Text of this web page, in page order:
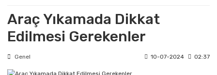
Araç Yıkamada Dikkat
Edilmesi Gerekenler
Genel 10-07-2024 02:37